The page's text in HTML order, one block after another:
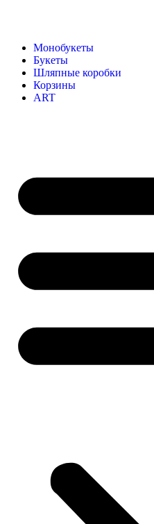
Монобукеты
Букеты
Шляпные коробки
Корзины
ART